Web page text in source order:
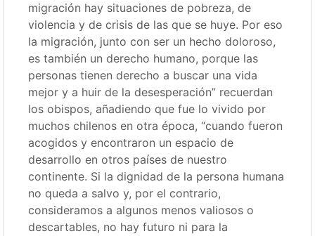
migración hay situaciones de pobreza, de
violencia y de crisis de las que se huye. Por eso
la migración, junto con ser un hecho doloroso,
es también un derecho humano, porque las
personas tienen derecho a buscar una vida
mejor y a huir de la desesperación” recuerdan
los obispos, añadiendo que fue lo vivido por
muchos chilenos en otra época, “cuando fueron
acogidos y encontraron un espacio de
desarrollo en otros países de nuestro
continente. Si la dignidad de la persona humana
no queda a salvo y, por el contrario,
consideramos a algunos menos valiosos o
descartables, no hay futuro ni para la